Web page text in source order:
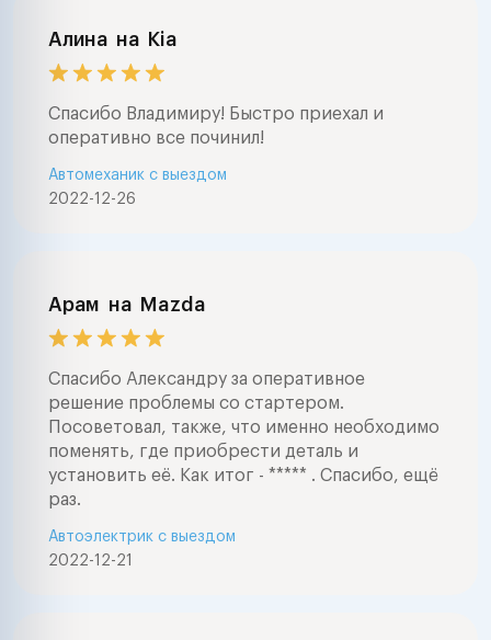
Алина на Kia
Спасибо Владимиру! Быстро приехал и
оперативно все починил!
2022-12-26
Автомеханик с выездом
Арам на Mazda
Спасибо Александру за оперативное
решение проблемы со стартером.
Посоветовал, также, что именно необходимо
поменять, где приобрести деталь и
установить её. Как итог - ***** . Спасибо, ещё
раз.
2022-12-21
Автоэлектрик с выездом